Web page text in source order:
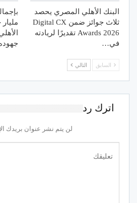
البنك الأهلي المصري يحصد
ثلاث جوائز ضمن Digital CX
Awards 2026 تقديرًا لريادته
في…
السابق التالي
اترك رد
لن يتم نشر عنوان بريدك